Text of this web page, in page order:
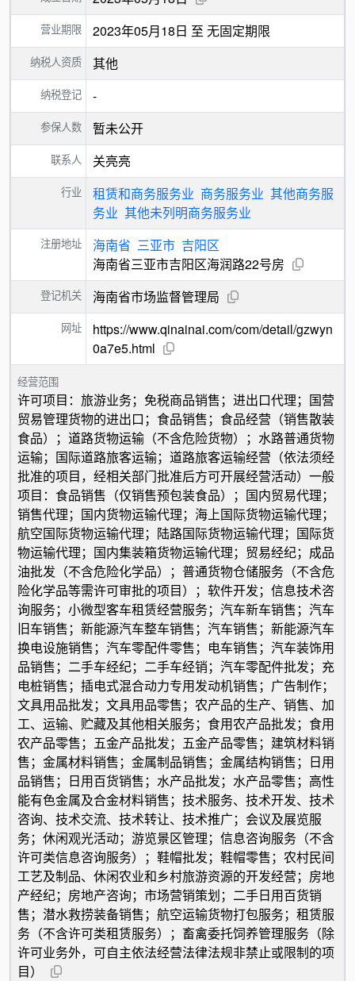
营业期限 2023年05月18日 至 无固定期限
纳税人资质 其他
纳税登记 -
参保人数 暂未公开
联系人 关亮亮
行业 租赁和商务服务业 商务服务业 其他商务服
务业 其他未列明商务服务业
注册地址 海南省 三亚市 吉阳区
海南省三亚市吉阳区海润路22号房
登记机关 海南省市场监督管理局
网址
https://www.qinainai.com/com/detail/gzwyn
0a7e5.html
经营范围
许可项目：旅游业务；免税商品销售；进出口代理；国营
贸易管理货物的进出口；食品销售；食品经营（销售散装
食品）；道路货物运输（不含危险货物）；水路普通货物
运输；国际道路旅客运输；道路旅客运输经营（依法须经
批准的项目，经相关部门批准后方可开展经营活动）一般
项目：食品销售（仅销售预包装食品）；国内贸易代理；
销售代理；国内货物运输代理；海上国际货物运输代理；
航空国际货物运输代理；陆路国际货物运输代理；国际货
物运输代理；国内集装箱货物运输代理；贸易经纪；成品
油批发（不含危险化学品）；普通货物仓储服务（不含危
险化学品等需许可审批的项目）；软件开发；信息技术咨
询服务；小微型客车租赁经营服务；汽车新车销售；汽车
旧车销售；新能源汽车整车销售；汽车销售；新能源汽车
换电设施销售；汽车零配件零售；电车销售；汽车装饰用
品销售；二手车经纪；二手车经销；汽车零配件批发；充
电桩销售；插电式混合动力专用发动机销售；广告制作；
文具用品批发；文具用品零售；农产品的生产、销售、加
工、运输、贮藏及其他相关服务；食用农产品批发；食用
农产品零售；五金产品批发；五金产品零售；建筑材料销
售；金属材料销售；金属制品销售；金属结构销售；日用
品销售；日用百货销售；水产品批发；水产品零售；高性
能有色金属及合金材料销售；技术服务、技术开发、技术
咨询、技术交流、技术转让、技术推广；会议及展览服
务；休闲观光活动；游览景区管理；信息咨询服务（不含
许可类信息咨询服务）；鞋帽批发；鞋帽零售；农村民间
工艺及制品、休闲农业和乡村旅游资源的开发经营；房地
产经纪；房地产咨询；市场营销策划；二手日用百货销
售；潜水救捞装备销售；航空运输货物打包服务；租赁服
务（不含许可类租赁服务）；畜禽委托饲养管理服务（除
许可业务外，可自主依法经营法律法规非禁止或限制的项
目）